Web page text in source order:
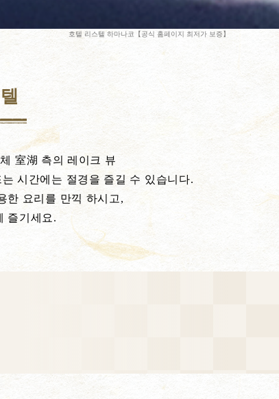
호텔 리스텔 하마나코【공식 홈페이지 최저가 보증】
室湖 측의 레이크 뷰
시간에는 절경을 즐길 수 있습니다.
한 요리를 만끽 하시고,
즐기세요.